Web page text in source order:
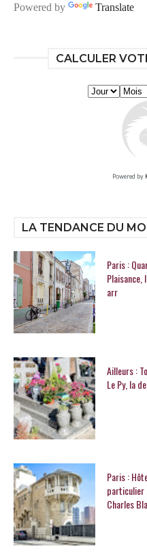
Powered by Translate
CALCULER
Powered by
LA TENDANCE DU
Paris :
Plaisance,
arr
Ailleurs :
Le Py, la
Paris :
particulier
Charles